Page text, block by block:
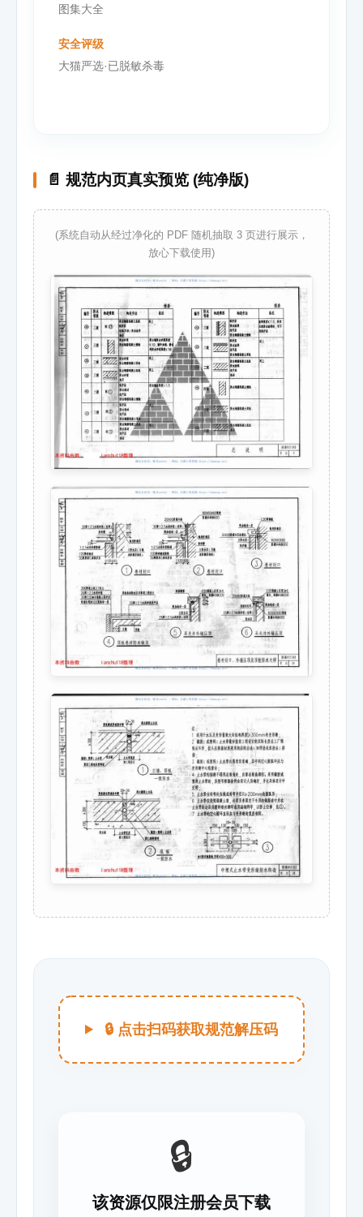
图集大全
安全评级
大猫严选·已脱敏杀毒
📄 规范内页真实预览 (纯净版)
(系统自动从经过净化的 PDF 随机抽取 3 页进行展示，
放心下载使用)
🔒 点击扫码获取规范解压码
🔒
该资源仅限注册会员下载